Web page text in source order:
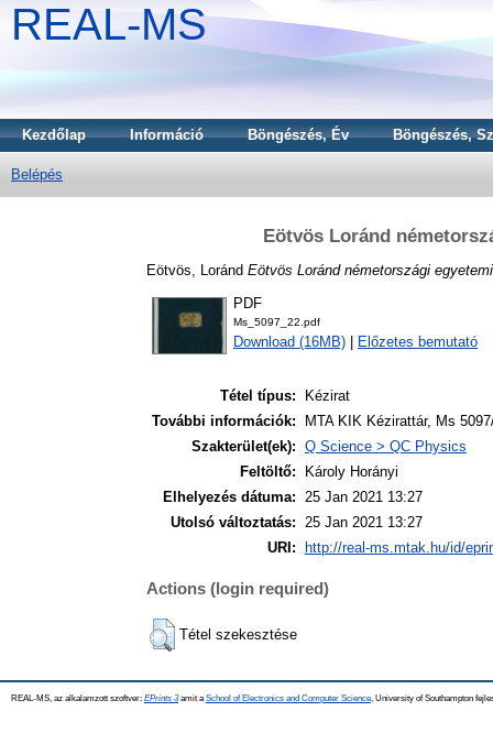
REAL-MS
Kezdőlap Információ Böngészés, Év Böngészés,
Belépés
Eötvös Loránd
Eötvös, Loránd Eötvös Loránd németországi
PDF
Ms_5097_22.pdf
Download (16MB) Előzetes bemutató
Tétel típus:
Kézirat
További információk:
MTA KIK Kézirattár, Ms
Szakterület(ek): Q Science > QC Physics
Feltöltő:
Károly Horányi
Elhelyezés dátuma: 25 Jan 2021 13:27
Utolsó változtatás: 25 Jan 2021 13:27
URI:
http://real-ms.mtak.hu/id/
Actions (login required)
Tétel szekesztése
REAL-MS, az alkalamzott szoftver: EPrints 3amit a School of Electronics and Computer Science , University of Southampton